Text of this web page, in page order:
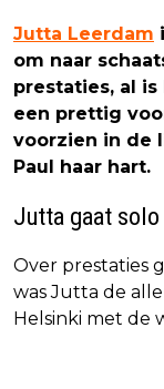
Jutta Leerdam
om naar
prestaties, al
een prettig
voorzien in de
Paul haar hart.
Jutta gaat solo
Over prestaties
was Jutta de
Helsinki met de